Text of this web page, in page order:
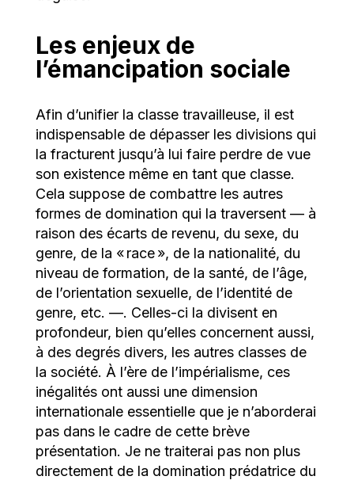
Les enjeux de
l’émancipation sociale
Afin d’unifier la classe travailleuse, il est
indispensable de dépasser les divisions qui
la fracturent jusqu’à lui faire perdre de vue
son existence même en tant que classe.
Cela suppose de combattre les autres
formes de domination qui la traversent — à
raison des écarts de revenu, du sexe, du
genre, de la « race », de la nationalité, du
niveau de formation, de la santé, de l’âge,
de l’orientation sexuelle, de l’identité de
genre, etc. —. Celles-ci la divisent en
profondeur, bien qu’elles concernent aussi,
à des degrés divers, les autres classes de
la société. À l’ère de l’impérialisme, ces
inégalités ont aussi une dimension
internationale essentielle que je n’aborderai
pas dans le cadre de cette brève
présentation. Je ne traiterai pas non plus
directement de la domination prédatrice du